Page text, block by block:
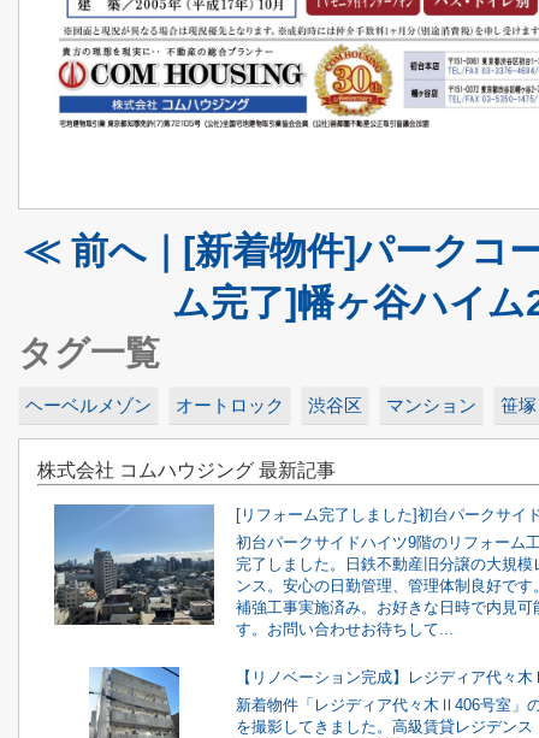
≪ 前へ｜[新着物件]パークコ
ム完了]幡ヶ谷ハイ
タグ一覧
ヘーベルメゾン オートロック 渋谷区 マンション 笹塚
株式会社 コムハウジング 最新記事
初台パークサイドハイツ9階のリフォーム
完了しました。日鉄不動産旧分譲の大規模
ンス。安心の日勤管理、管理体制良好です
補強工事実施済み。お好きな日時で内見可
す。お問い合わせお待ちして...
新着物件「レジディア代々木Ⅱ406号室」
を撮影してきました。高級賃貸レジデンス